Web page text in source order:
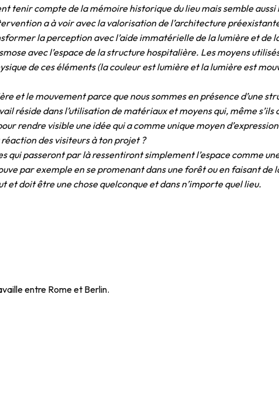
tenir compte de la mémoire historique du lieu mais semble aussi
a à voir avec la valorisation de l’architecture
la perception avec l’aide immatérielle de la lumière et de
avec l’espace de la structure hospitalière. Les moyens
de ces éléments (la couleur est lumière et la lumière est
et le mouvement parce que nous sommes en présence d’une
réside dans l’utilisation de matériaux et moyens qui, même
rendre visible une idée qui a comme unique moyen
des visiteurs à ton projet ?
qui passeront par là ressentiront simplement l’espace comme
par exemple en se promenant dans une forêt ou en faisant de
et doit être une chose quelconque et dans n’importe quel lieu.
entre Rome et Berlin.